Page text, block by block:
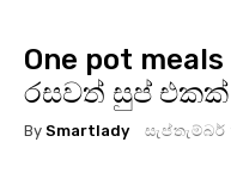
One pot
රසවත් සුප් එකක්
By Smartlady සැප්තැම්බර්